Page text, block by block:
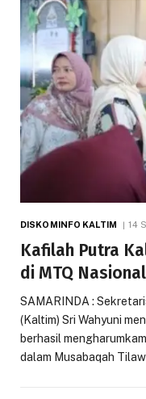
DISKOMINFO KALTIM 14
Kafilah Putra
di MTQ
SAMARINDA :
(Kaltim) Sri Wahyuni
berhasil
dalam Musabaqah